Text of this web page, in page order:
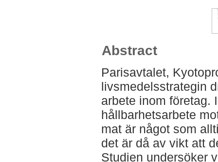
Abstract
Parisavtalet,
livsmedelsstrategin
arbete inom företag.
hållbarhetsarbete
mat är något som
det är då av vikt att
Studien undersöker